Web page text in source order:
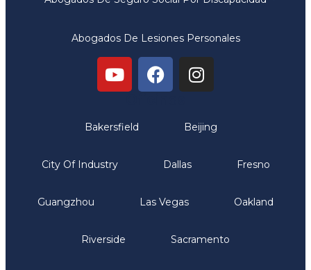
Abogados De Lesiones Personales
Bakersfield Beijing
City Of Industry Dallas Fresno
Guangzhou Las Vegas Oakland
Riverside Sacramento